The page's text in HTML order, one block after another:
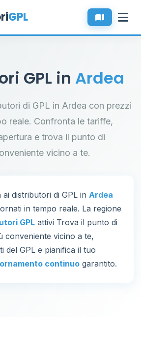
GPL
GPL in Ardea
di GPL in Ardea con prezzi
reale. Confronta le tariffe,
e trova il punto di
vicino a te.
ai distributori di GPL in Ardea
in tempo reale. La regione
GPL attivi Trova il punto di
conveniente vicino a te,
del GPL e pianifica il tuo
continuo garantito.